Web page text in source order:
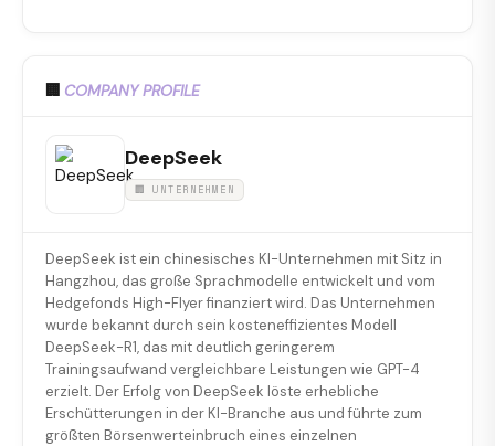
🏢 COMPANY PROFILE
DeepSeek
🏢 UNTERNEHMEN
DeepSeek ist ein chinesisches KI-Unternehmen mit Sitz in
Hangzhou, das große Sprachmodelle entwickelt und vom
Hedgefonds High-Flyer finanziert wird. Das Unternehmen
wurde bekannt durch sein kosteneffizientes Modell
DeepSeek-R1, das mit deutlich geringerem
Trainingsaufwand vergleichbare Leistungen wie GPT-4
erzielt. Der Erfolg von DeepSeek löste erhebliche
Erschütterungen in der KI-Branche aus und führte zum
größten Börsenwerteinbruch eines einzelnen